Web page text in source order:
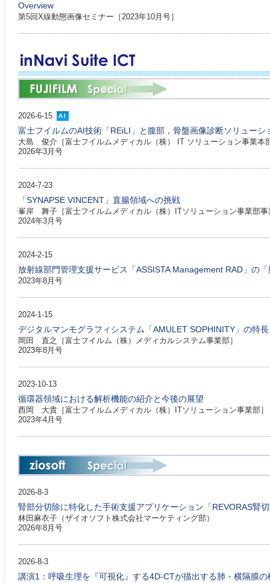
Overview
第5回X線動態画像セミナー［2023年10月号］
2026-6-15 AI
富士フイルムのAI技術「REiLI」と腹部，骨盤画像診断ソリューシ
大島 俊介［富士フイルムメディカル（株） IT ソリューション事業本
2026年3月号
2024-7-23
「SYNAPSE VINCENT」直腸領域への挑戦
峯岸 舞子［富士フイルムメディカル（株）ITソリューション事業部
2024年3月号
2024-2-15
放射線部門管理支援サービス「ASSISTA Management RAD」の
2023年8月号
2024-1-15
デジタルマンモグラフィシステム「AMULET SOPHINITY」の特長
岡田 直之［富士フイルム（株）メディカルシステム事業部］
2023年8月号
2023-10-13
循環器領域における解析機能の紹介と今後の展望
西岡 大貴［富士フイルムメディカル（株）ITソリューション事業部］
2023年4月号
2026-8-3
腎部分切除に特化した手術支援アプリケーション「REVORAS腎
林田麻衣子（ザイオソフト株式会社マーケティング部）
2026年8月号
2026-8-3
講演1：呼吸生理を『可視化』する4D-CTが描出する肺・横隔膜の